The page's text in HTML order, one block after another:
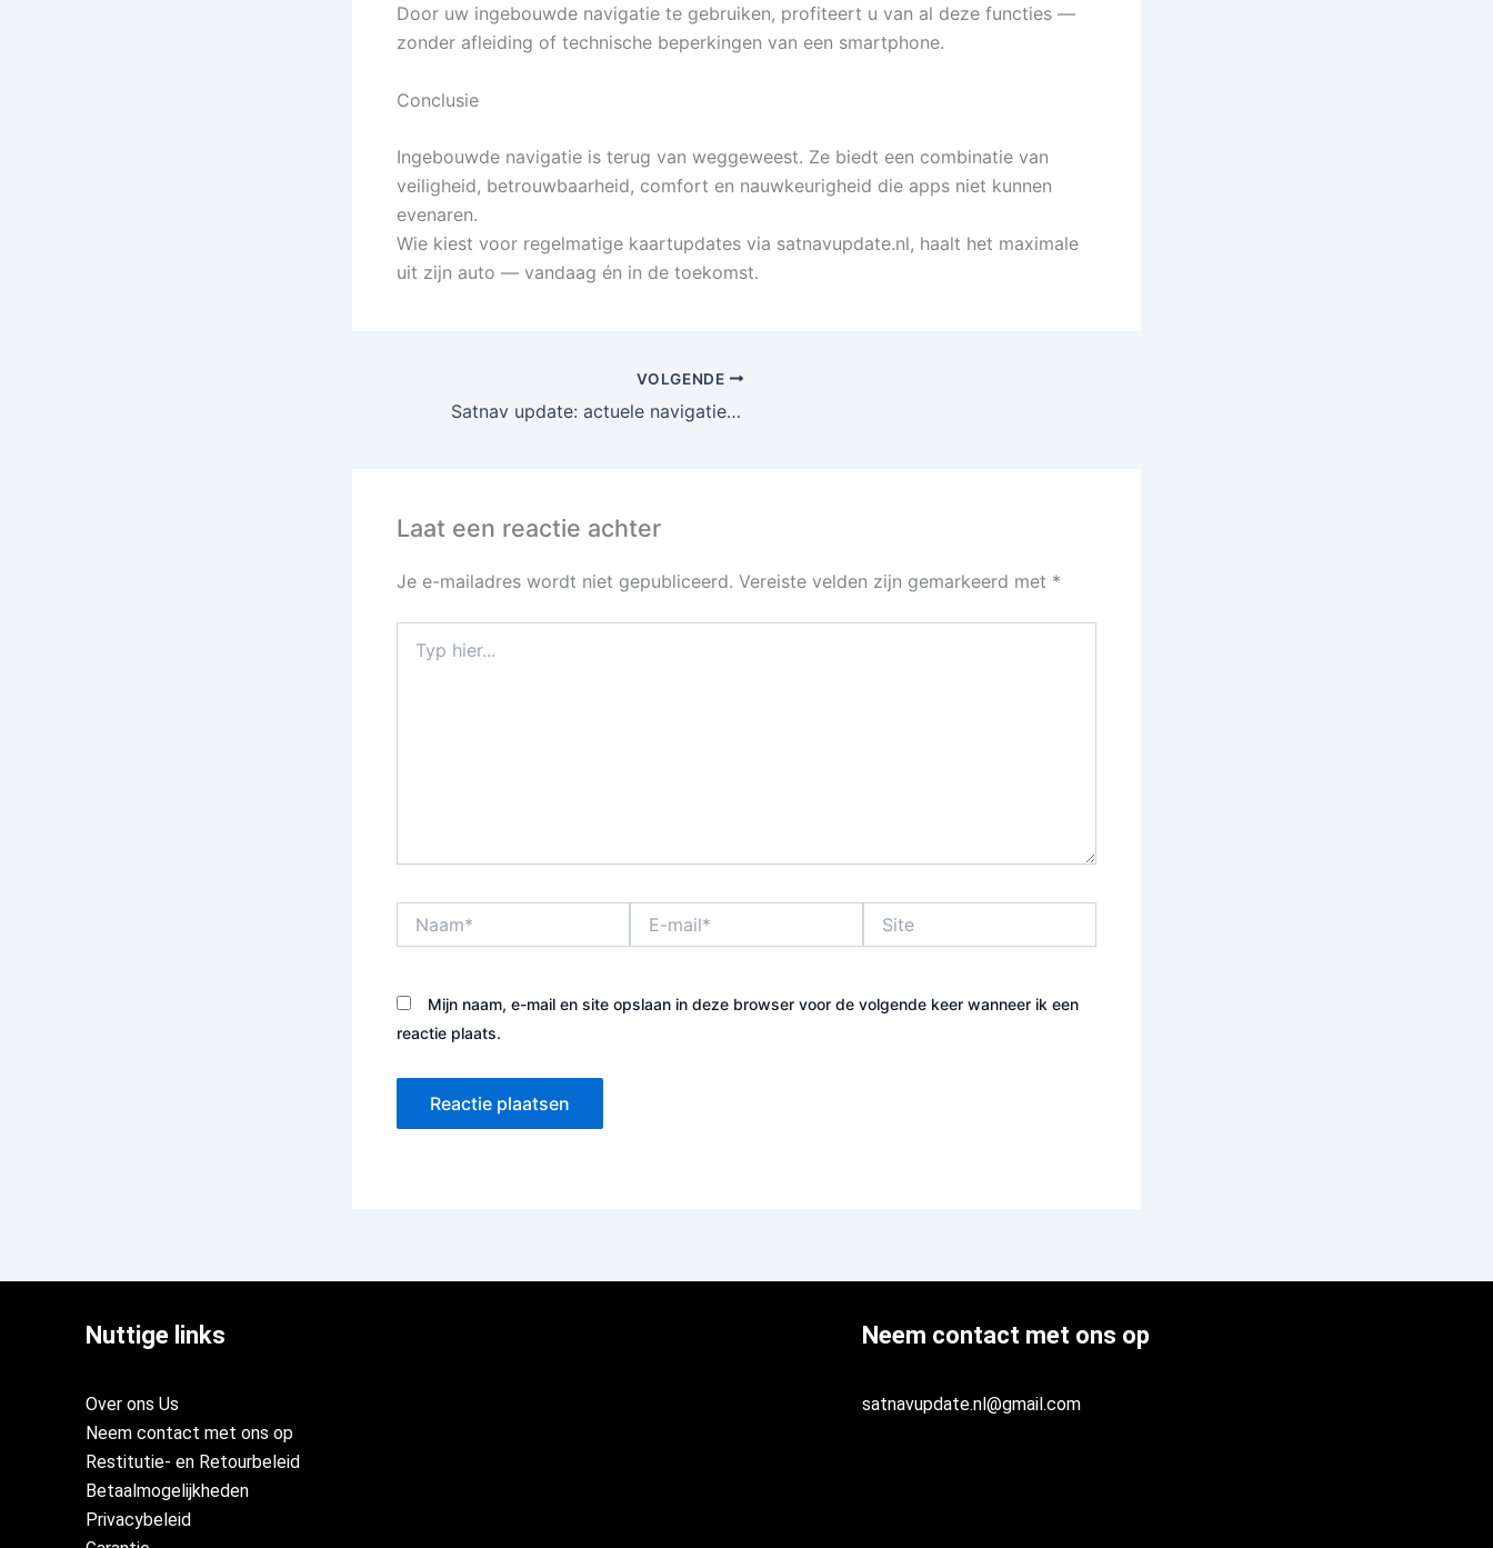
Door uw ingebouwde navigatie te gebruiken, profiteert u van al deze functies —
zonder afleiding of technische beperkingen van een smartphone.
Conclusie
Ingebouwde navigatie is terug van weggeweest. Ze biedt een combinatie van
veiligheid, betrouwbaarheid, comfort en nauwkeurigheid die apps niet kunnen
evenaren.
Wie kiest voor regelmatige kaartupdates via satnavupdate.nl, haalt het maximale
uit zijn auto — vandaag én in de toekomst.
VOLGENDE
Satnav update: actuele navigatiekaarten voor uw auto
Laat een reactie achter
Je e-mailadres wordt niet gepubliceerd. Vereiste velden zijn gemarkeerd met *
hier...
mail*
Mijn naam, e-mail en site opslaan in deze browser voor de volgende keer wanneer ik een
reactie plaats.
Nuttige links
Over ons Us
Neem contact met ons op
Restitutie- en Retourbeleid
Betaalmogelijkheden
Privacybeleid
Neem contact met ons op
satnavupdate.nl@gmail.com